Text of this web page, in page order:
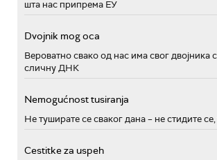
шта нас припрема ЕУ
Dvojnik mog oca
Вероватно свако од нас има свог двојника
сличну ДНК
Nemogućnost tusiranja
Не туширате се сваког дана – не стидите се,
Cestitke za uspeh